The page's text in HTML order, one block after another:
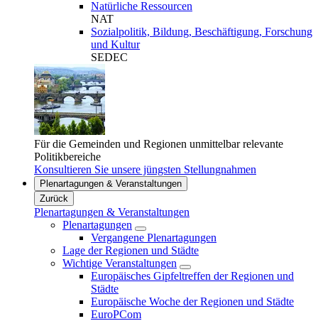
Natürliche Ressourcen
NAT
Sozialpolitik, Bildung, Beschäftigung, Forschung
und Kultur
SEDEC
Für die Gemeinden und Regionen unmittelbar relevante
Politikbereiche
Konsultieren Sie unsere jüngsten Stellungnahmen
Plenartagungen & Veranstaltungen
Zurück
Plenartagungen & Veranstaltungen
Plenartagungen
Vergangene Plenartagungen
Lage der Regionen und Städte
Wichtige Veranstaltungen
Europäisches Gipfeltreffen der Regionen und
Städte
Europäische Woche der Regionen und Städte
EuroPCom